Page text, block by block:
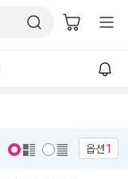
옵션1